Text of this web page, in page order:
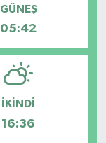
GÜNEŞ
05:42
İKINDI
16:36